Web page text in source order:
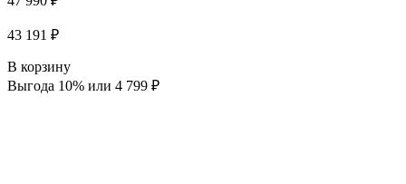
43 191 ₽
В корзину
Выгода 10% или 4 799 ₽